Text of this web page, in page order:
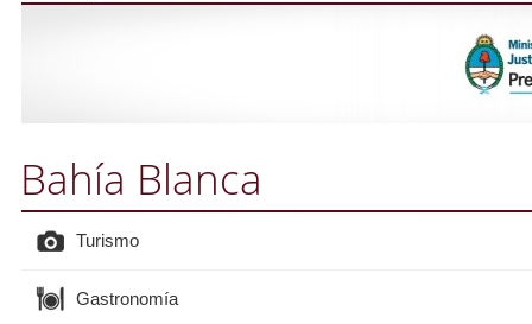
Bahía Blanca
Turismo
Gastronomía